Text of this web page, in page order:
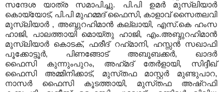
സന്ദേശ യാത്ര സമാപിച്ചു. പി.പി ഉമര്‍ മുസ്‌ലിയാര്‍
കൊയ്യോട്‌, പി.പി മുഹമ്മദ്‌ ഫൈസി, കാളാവ്‌ സൈതലവി
മുസ്‌ലിയാര്‍ , അബ്ദുറഹിമാന്‍ കല്ലായി, എസ്‌.കെ ഹംസ
ഹാജി, പാലത്തായി മൊയ്‌തു ഹാജി, എം.അബ്ദുറഹിമാന്‍
മുസ്‌ലിയാര്‍ കൊടക്‌, ഫരീദ്‌ റഹ്‌മാനി, ഹസ്സന്‍ സഖാഫി
പൂക്കോട്ടൂര്‍, പിണങ്ങോട്‌ അബൂബക്കര്‍, ഖാദര്‍
ഫൈസി കുന്നുംപുറം, അഹ്‌മദ്‌ തേര്‍ളായി, സിദ്ദീഖ്‌
ഫൈസി അമ്മിനിക്കാട്‌, മുസ്‌തഫ മാസ്റ്റര്‍ മുണ്ടുപാറ,
നാസര്‍ ഫൈസി കൂടത്തായി, മുസ്‌തഫ അഷ്‌റഫി